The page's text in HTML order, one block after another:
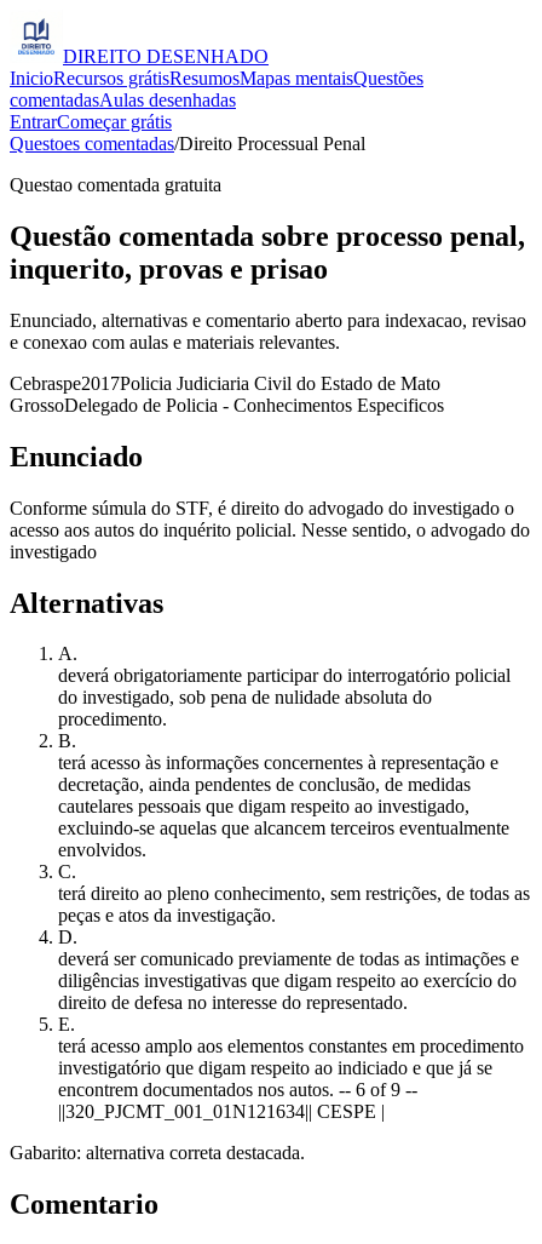
DIREITO DESENHADO
InicioRecursos grátisResumosMapas mentaisQuestões
comentadasAulas desenhadas
EntrarComeçar grátis
Questoes comentadas/Direito Processual Penal
Questao comentada gratuita
Questão comentada sobre processo penal,
inquerito, provas e prisao
Enunciado, alternativas e comentario aberto para indexacao, revisao
e conexao com aulas e materiais relevantes.
Cebraspe2017Policia Judiciaria Civil do Estado de Mato
GrossoDelegado de Policia - Conhecimentos Especificos
Enunciado
Conforme súmula do STF, é direito do advogado do investigado o
acesso aos autos do inquérito policial. Nesse sentido, o advogado do
investigado
Alternativas
A.
deverá obrigatoriamente participar do interrogatório policial
do investigado, sob pena de nulidade absoluta do
procedimento.
B.
terá acesso às informações concernentes à representação e
decretação, ainda pendentes de conclusão, de medidas
cautelares pessoais que digam respeito ao investigado,
excluindo-se aquelas que alcancem terceiros eventualmente
envolvidos.
C.
terá direito ao pleno conhecimento, sem restrições, de todas as
peças e atos da investigação.
D.
deverá ser comunicado previamente de todas as intimações e
diligências investigativas que digam respeito ao exercício do
direito de defesa no interesse do representado.
E.
terá acesso amplo aos elementos constantes em procedimento
investigatório que digam respeito ao indiciado e que já se
encontrem documentados nos autos. -- 6 of 9 --
||320_PJCMT_001_01N121634|| CESPE |
Gabarito: alternativa correta destacada.
Comentario